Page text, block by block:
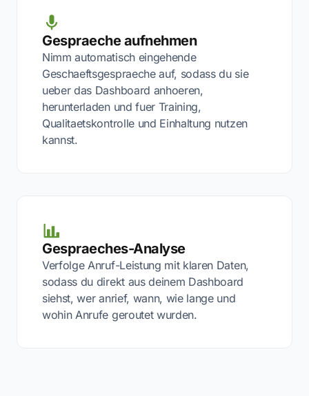
Gespraeche aufnehmen
Nimm automatisch eingehende
Geschaeftsgespraeche auf, sodass du sie
ueber das Dashboard anhoeren,
herunterladen und fuer Training,
Qualitaetskontrolle und Einhaltung nutzen
kannst.
Gespraeches-Analyse
Verfolge Anruf-Leistung mit klaren Daten,
sodass du direkt aus deinem Dashboard
siehst, wer anrief, wann, wie lange und
wohin Anrufe geroutet wurden.